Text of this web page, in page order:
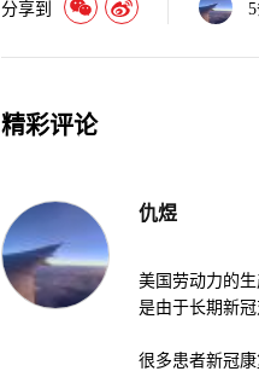
分享到 5
精彩评论
仇煜
美国劳动力的
是由于长期新冠
很多患者新冠